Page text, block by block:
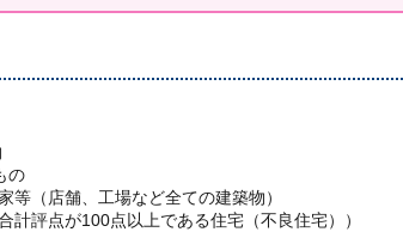
の
舗、工場など全ての建築物）
が100点以上である住宅（不良住宅））